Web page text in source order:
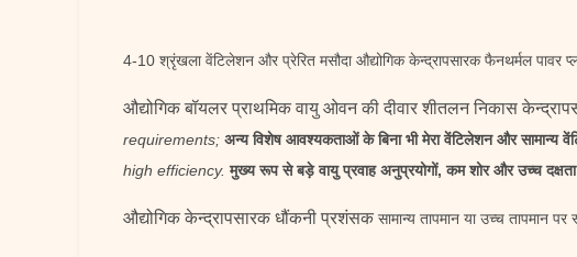
4-10 श्रृंखला वेंटिलेशन और प्रेरित मसौदा औद्योगिक केन्द्रापसारक फैनथर्मल पावर
औद्योगिक बॉयलर प्राथमिक वायु ओवन की दीवार शीतलन निकास
requirements; अन्य विशेष आवश्यकताओं के बिना भी मेरा वेंटिलेशन और सामान्य
high efficiency. मुख्य रूप से बड़े वायु प्रवाह अनुप्रयोगों, कम शोर और उच्च
औद्योगिक केन्द्रापसारक धौंकनी प्रशंसक सामान्य तापमान या उच्च तापमान